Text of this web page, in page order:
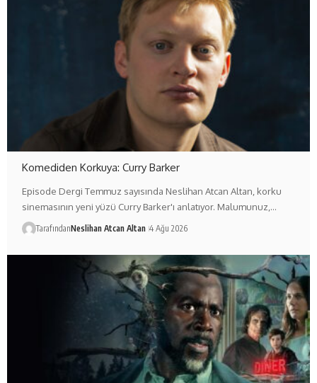
Komediden Korkuya: Curry Barker
Episode Dergi Temmuz sayısında Neslihan Atcan Altan, korku
sinemasının yeni yüzü Curry Barker'ı anlatıyor. Malumunuz,…
TarafındanNeslihan Atcan Altan 4 Ağu 2026